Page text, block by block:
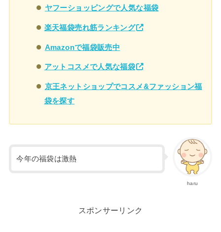
ヤフーショッピングで人気な福袋
楽天福袋売れ筋ランキング
Amazonで福袋販売中
アットコスメで人気な福袋
京王ネットショップでコスメ&ファッション福
袋を探す
haru
今年の福袋は激熱
スポンサーリンク